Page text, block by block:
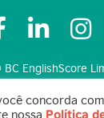
EnglishScore
concorda
nossa Política